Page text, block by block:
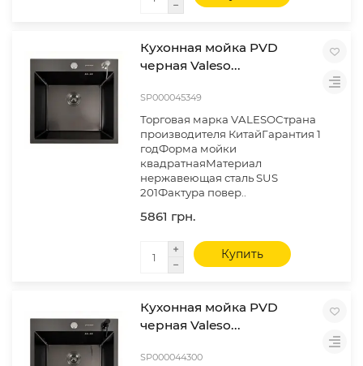
Кухонная мойка PVD
черная Valeso...
SP000045349
Торговая марка VALESOСтрана
производителя КитайГарантия 1
годФорма мойки
квадратнаяМатериал
нержавеющая сталь SUS
201Фактура повер..
5861 грн.
Купить
Кухонная мойка PVD
черная Valeso...
SP000044300